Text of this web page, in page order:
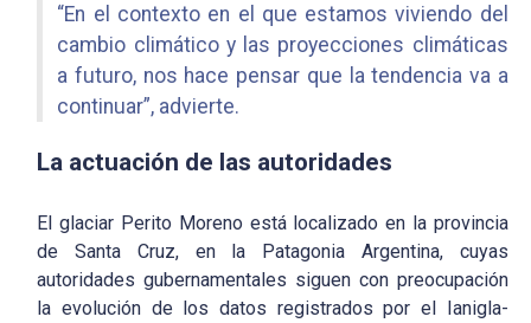
“En el contexto en el que estamos viviendo del
cambio climático y las proyecciones climáticas
a futuro, nos hace pensar que la tendencia va a
continuar”, advierte.
La actuación de las autoridades
El glaciar Perito Moreno está localizado en la provincia
de Santa Cruz, en la Patagonia Argentina, cuyas
autoridades gubernamentales siguen con preocupación
la evolución de los datos registrados por el Ianigla-